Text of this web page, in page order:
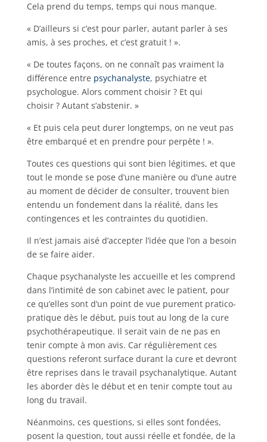
Cela prend du temps, temps qui nous manque.
« D’ailleurs si c’est pour parler, autant parler à ses
amis, à ses proches, et c’est gratuit ! ».
« De toutes façons, on ne connaît pas vraiment la
différence entre psychanalyste, psychiatre et
psychologue. Alors comment choisir ? Et qui
choisir ? Autant s’abstenir. »
« Et puis cela peut durer longtemps, on ne veut pas
être embarqué et en prendre pour perpète ! ».
Toutes ces questions qui sont bien légitimes, et que
tout le monde se pose d’une manière ou d’une autre
au moment de décider de consulter, trouvent bien
entendu un fondement dans la réalité, dans les
contingences et les contraintes du quotidien.
Il n’est jamais aisé d’accepter l’idée que l’on a besoin
de se faire aider.
Chaque psychanalyste les accueille et les comprend
dans l’intimité de son cabinet avec le patient, pour
ce qu’elles sont d’un point de vue purement pratico-
pratique dès le début, puis tout au long de la cure
psychothérapeutique. Il serait vain de ne pas en
tenir compte à mon avis. Car régulièrement ces
questions referont surface durant la cure et devront
être reprises dans le travail psychanalytique. Autant
les aborder dès le début et en tenir compte tout au
long du travail.
Néanmoins, ces questions, si elles sont fondées,
posent la question, tout aussi réelle et fondée, de la